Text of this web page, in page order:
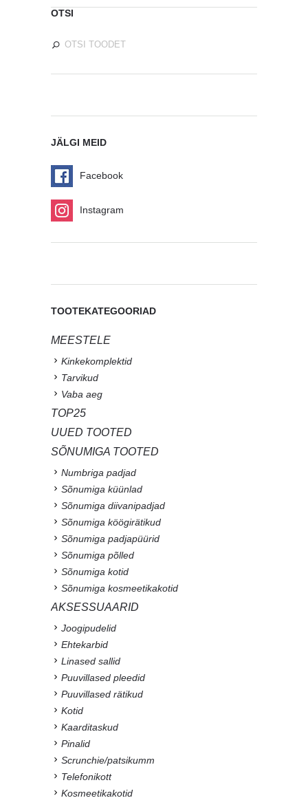
OTSI
JÄLGI MEID
Facebook
Instagram
TOOTEKATEGOORIAD
MEESTELE
Kinkekomplektid
Tarvikud
Vaba aeg
TOP25
UUED TOOTED
SÕNUMIGA TOOTED
Numbriga padjad
Sõnumiga küünlad
Sõnumiga diivanipadjad
Sõnumiga köögirätikud
Sõnumiga padjapüürid
Sõnumiga põlled
Sõnumiga kotid
Sõnumiga kosmeetikakotid
AKSESSUAARID
Joogipudelid
Ehtekarbid
Linased sallid
Puuvillased pleedid
Puuvillased rätikud
Kotid
Kaarditaskud
Pinalid
Scrunchie/patsikumm
Telefonikott
Kosmeetikakotid